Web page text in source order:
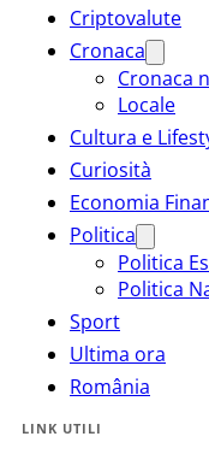
Criptovalute
Cronaca
Cronaca
Locale
Cultura e
Curiosità
Economia
Politica
Politica
Politica
Sport
Ultima ora
România
LINK UTILI